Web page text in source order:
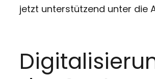
jetzt unterstützend unter die